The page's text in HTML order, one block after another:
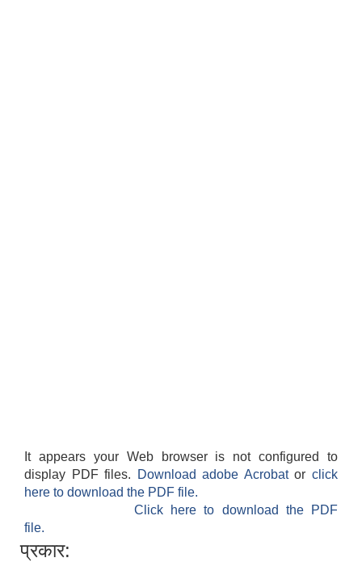
It appears your Web browser is not configured to
display PDF files.
Download adobe Acrobatorclick
here to download the PDF file.
Click here to download the PDF
file.
प्रकार: